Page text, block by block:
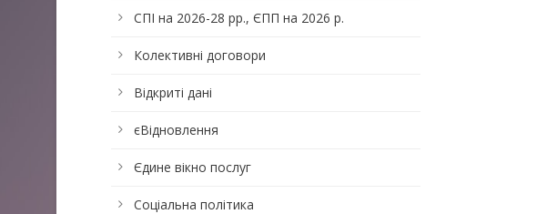
СПІ на 2026-28 рр., ЄПП на 2026 р.
Колективні договори
Відкриті дані
єВідновлення
Єдине вікно послуг
Соціальна політика